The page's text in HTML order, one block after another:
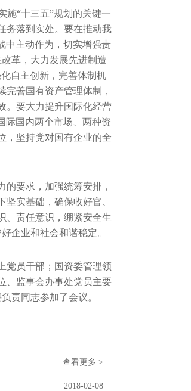
施“十三五”规划的关键一
务落到实处。要在推动我
中主动作为，切实增强责
革，大力发展先进制造
自主创新，完善体制机
善国有资产管理体制，
。要大力提升国际化经营
际国内两个市场、两种资
，坚持党对国有企业的全
要求，加强统筹安排，
实基础，确保收好官、
、责任意识，绷紧安全生
企业和社会和谐稳定。
党员干部；国资委管理领
、监事会办事处党员主要
责同志参加了会议。
查看更多 >
2018-02-08